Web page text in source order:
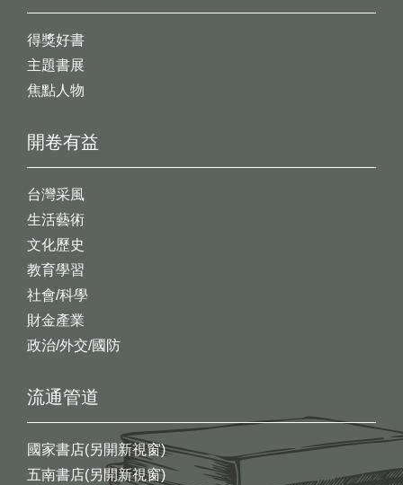
開卷有益
台灣采風
生活藝術
文化歷史
教育學習
社會/科學
財金產業
政治/外交/國防
得獎好書
主題書展
焦點人物
流通管道
國家書店(另開新視窗)
五南書店(另開新視窗)